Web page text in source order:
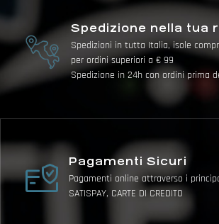
Spedizione nella tua
Spedizioni in tutta Italia, isole
per ordini superiori a € 99
Spedizione in 24h con ordini prima
Pagamenti Sicuri
Pagamenti online attraverso i
SATISPAY, CARTE DI CREDITO